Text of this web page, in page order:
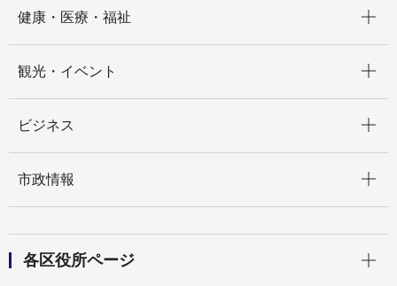
健康・医療・福祉
観光・イベント
ビジネス
市政情報
各区役所ページ